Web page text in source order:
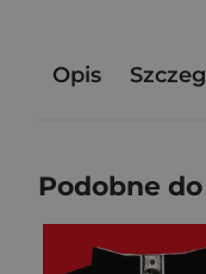
Opis
Podobne